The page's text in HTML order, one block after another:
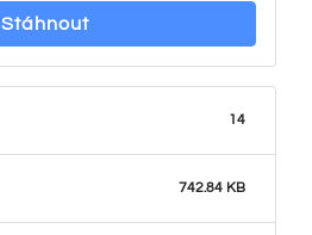
Stáhnout
14
742.84 KB